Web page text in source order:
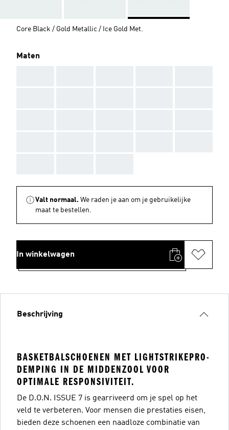
Core Black / Gold Metallic / Ice Gold Met.
Maten
Valt normaal. We raden je aan om je gebruikelijke
maat te bestellen.
In winkelwagen
Beschrijving
BASKETBALSCHOENEN MET LIGHTSTRIKEPRO-
DEMPING IN DE MIDDENZOOL VOOR
OPTIMALE RESPONSIVITEIT.
De D.O.N. ISSUE 7 is gearriveerd om je spel op het
veld te verbeteren. Voor mensen die prestaties eisen,
bieden deze schoenen een naadloze combinatie van